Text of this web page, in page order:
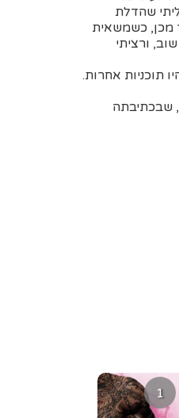
שהדלת
מכן, כשמשאית
ורציתי
תוכניות אחרות.
שבכתיבתה
1